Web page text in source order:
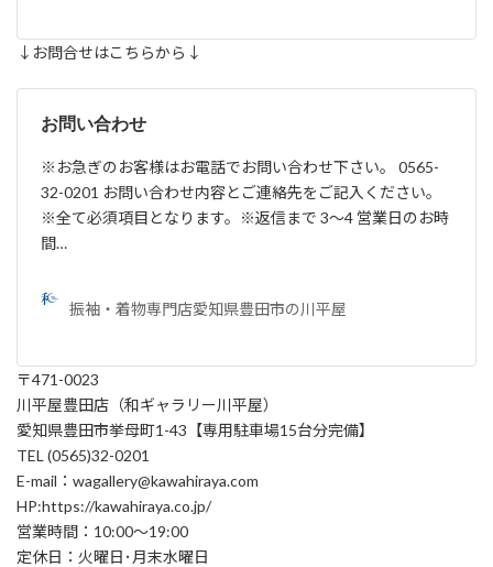
↓お問合せはこちらから↓
お問い合わせ
※お急ぎのお客様はお電話でお問い合わせ下さい。 0565-
32-0201 お問い合わせ内容とご連絡先をご記入ください。
※全て必須項目となります。※返信まで 3～4 営業日のお時
間…
振袖・着物専門店愛知県豊田市の川平屋
〒471-0023
川平屋豊田店（和ギャラリー川平屋）
愛知県豊田市挙母町1-43【専用駐車場15台分完備】
TEL (0565)32-0201
E-mail：wagallery@kawahiraya.com
HP:https://kawahiraya.co.jp/
営業時間：10:00～19:00
定休日：火曜日･月末水曜日